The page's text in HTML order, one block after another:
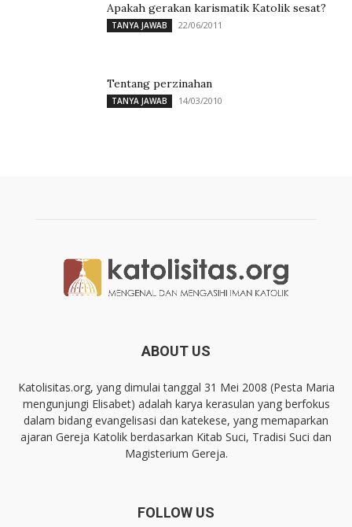
Apakah gerakan karismatik Katolik sesat?
TANYA JAWAB 22/06/2011
Tentang perzinahan
TANYA JAWAB 14/03/2010
ABOUT US
Katolisitas.org, yang dimulai tanggal 31 Mei 2008 (Pesta Maria
mengunjungi Elisabet) adalah karya kerasulan yang berfokus
dalam bidang evangelisasi dan katekese, yang memaparkan
ajaran Gereja Katolik berdasarkan Kitab Suci, Tradisi Suci dan
Magisterium Gereja.
FOLLOW US